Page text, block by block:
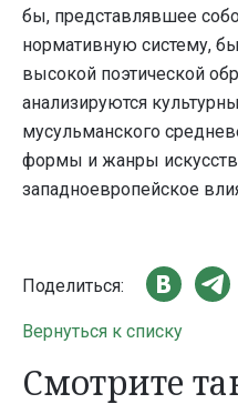
бы, представлявшее
нормативную систему,
высокой поэтической
анализируются
мусульманского
формы и жанры
западноевропейское
Поделиться:
Вернуться к списку
Смотрите